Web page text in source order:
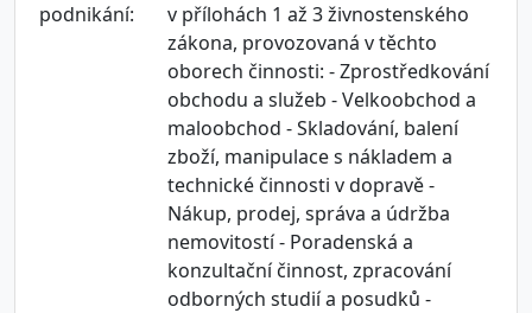
podnikání:
v přílohách 1 až 3 živnostenského
zákona, provozovaná v těchto
oborech činnosti: - Zprostředkování
obchodu a služeb - Velkoobchod a
maloobchod - Skladování, balení
zboží, manipulace s nákladem a
technické činnosti v dopravě -
Nákup, prodej, správa a údržba
nemovitostí - Poradenská a
konzultační činnost, zpracování
odborných studií a posudků -